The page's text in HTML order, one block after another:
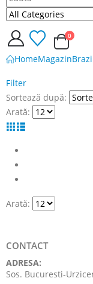
0
HomeMagazin
Filter
Sortează după:
Arată:
Arată:
CONTACT
ADRESA:
Sos. Bucuresti-